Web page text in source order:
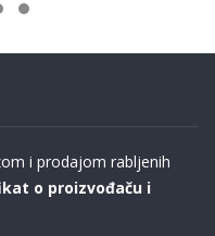
i prodajom rabljenih
o proizvođaču i